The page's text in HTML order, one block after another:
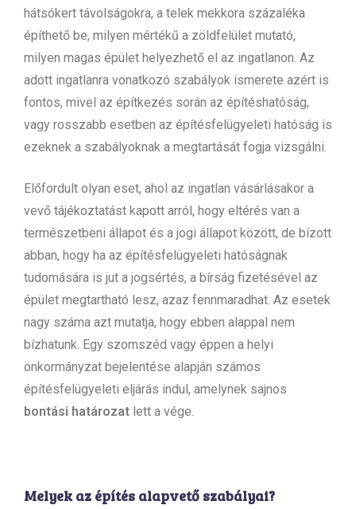
hátsókert távolságokra, a telek mekkora százaléka
építhető be, milyen mértékű a zöldfelület mutató,
milyen magas épület helyezhető el az ingatlanon. Az
adott ingatlanra vonatkozó szabályok ismerete azért is
fontos, mivel az építkezés során az építéshatóság,
vagy rosszabb esetben az építésfelügyeleti hatóság is
ezeknek a szabályoknak a megtartását fogja vizsgálni.
Előfordult olyan eset, ahol az ingatlan vásárlásakor a
vevő tájékoztatást kapott arról, hogy eltérés van a
természetbeni állapot és a jogi állapot között, de bízott
abban, hogy ha az építésfelügyeleti hatóságnak
tudomására is jut a jogsértés, a bírság fizetésével az
épület megtartható lesz, azaz fennmaradhat. Az esetek
nagy száma azt mutatja, hogy ebben alappal nem
bízhatunk. Egy szomszéd vagy éppen a helyi
önkormányzat bejelentése alapján számos
építésfelügyeleti eljárás indul, amelynek sajnos
bontási határozat lett a vége.
Melyek az építés alapvető szabályai?